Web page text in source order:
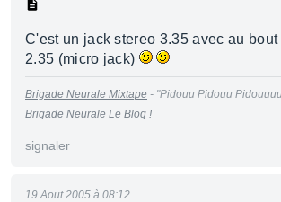
C'est un jack stereo 3.35 avec au
2.35 (micro jack)
Brigade Neurale Mixtape - "Pidouu Pidouu
Brigade Neurale Le Blog !
signaler
19 Aout 2005 à 08:12